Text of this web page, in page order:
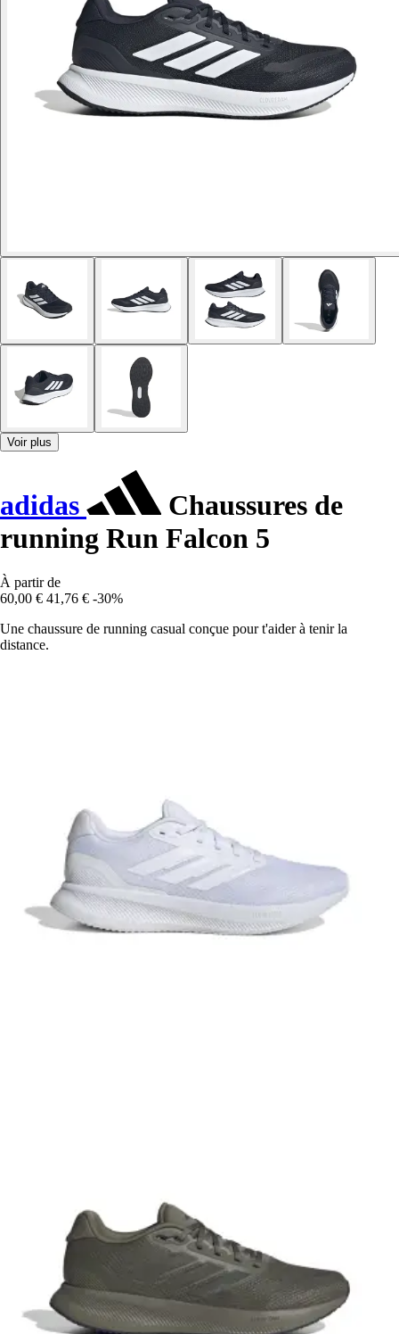
Voir plus
adidas
Chaussures de
running Run Falcon 5
À partir de
60,00 € 41,76 € -30%
Une chaussure de running casual conçue pour t'aider à tenir la
distance.